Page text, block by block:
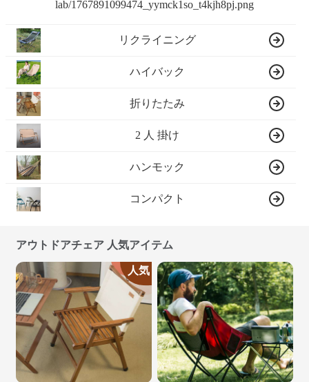
リクライニング
ハイバック
折りたたみ
2 人 掛け
ハンモック
コンパクト
アウトドアチェア 人気アイテム
人気